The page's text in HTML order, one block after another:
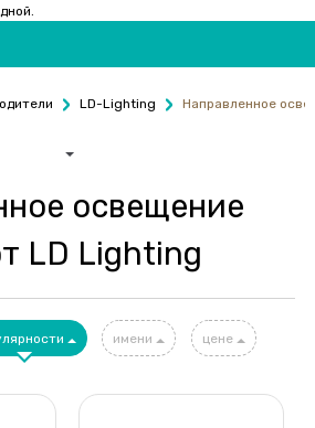
LD-Lighting Направленное
освещение
LD Lighting
имени цене